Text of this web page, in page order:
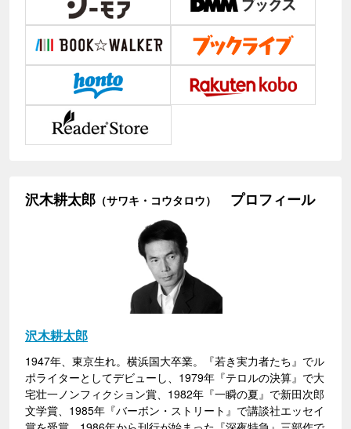
沢木耕太郎 （サワキ・コウタロウ） プロフィール
沢木耕太郎
1947年、東京生れ。横浜国大卒業。『若き実力者たち』でル
ポライターとしてデビューし、1979年『テロルの決算』で大
宅壮一ノンフィクション賞、1982年『一瞬の夏』で新田次郎
文学賞、1985年『バーボン・ストリート』で講談社エッセイ